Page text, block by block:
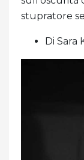
stupratore
Di Sara